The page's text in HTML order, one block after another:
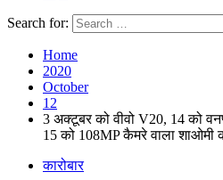
Search for:
Home
2020
October
12
3 अक्टूबर को वीवो V20, 14 को
15 को 108MP कैमरे वाला शाओमी
कारोबार